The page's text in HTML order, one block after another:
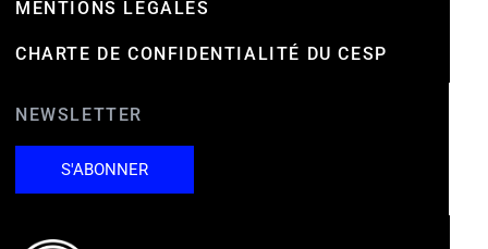
MENTIONS LÉGALES
CHARTE DE CONFIDENTIALITÉ DU CESP
NEWSLETTER
S'ABONNER